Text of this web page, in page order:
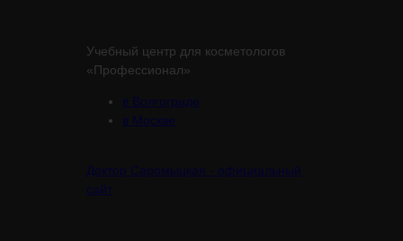
Учебный центр для косметологов
«Профессионал»
в Волгограде
в Москве
Доктор Саромыцкая - официальный
сайт